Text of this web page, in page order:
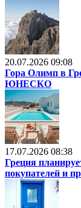
20.07.2026 09:08
Гора Олимп в
ЮНЕСКО
17.07.2026 08:38
Греция
покупателей и